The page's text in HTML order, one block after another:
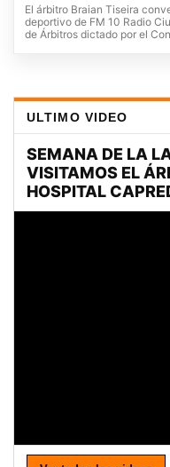
El árbitro Braian Tiseira
deportivo de FM 10 Radio
de Árbitros dictado por el
ULTIMO VIDEO